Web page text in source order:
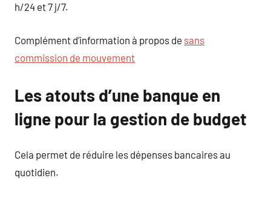
h/24 et 7 j/7.
Complément d’information à propos de sans
commission de mouvement
Les atouts d’une banque en
ligne pour la gestion de budget
Cela permet de réduire les dépenses bancaires au
quotidien.